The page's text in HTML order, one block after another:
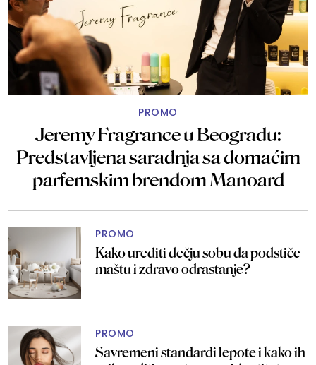
PROMO
Jeremy Fragrance u Beogradu:
Predstavljena saradnja sa domaćim
parfemskim brendom Manoard
PROMO
Kako urediti dečju sobu da podstiče
maštu i zdravo odrastanje?
PROMO
Savremeni standardi lepote i kako ih